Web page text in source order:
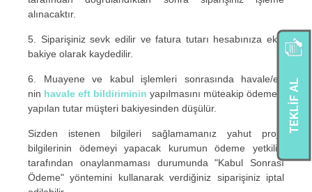
TEKLIF AL
alınacaktır.
5. Siparişiniz sevk edilir ve fatura tutarı hesabınıza eksi
bakiye olarak kaydedilir.
6. Muayene ve kabul işlemleri sonrasında havale/eft
nin havale eft bildiriminin yapılmasını müteakip ödemesi
yapılan tutar müşteri bakiyesinden düşülür.
Sizden istenen bilgileri sağlamamanız yahut proje
bilgilerinin ödemeyi yapacak kurumun ödeme yetkilisi
tarafından onaylanmaması durumunda "Kabul Sonrası
Ödeme" yöntemini kullanarak verdiğiniz siparişiniz iptal